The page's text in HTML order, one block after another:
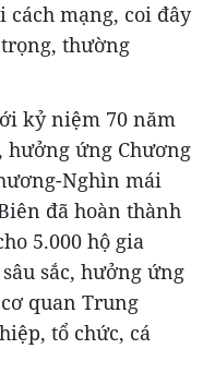
cách mạng, coi đây
thường
kỷ niệm 70 năm
hưởng ứng Chương
Nghìn mái
đã hoàn thành
5.000 hộ gia
sắc, hưởng ứng
quan Trung
tổ chức, cá